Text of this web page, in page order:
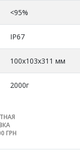
<95%
IP67
100x103x311 мм
2000г
ГРН